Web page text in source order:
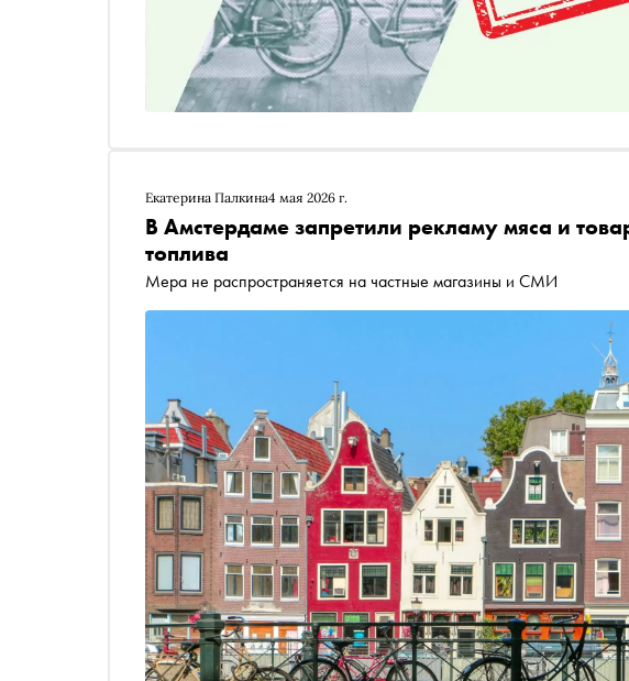
Екатерина Палкина4 мая 2026 г.
В Амстердаме запретили рекламу мяса и
топлива
Мера не распространяется на частные магазины и СМИ